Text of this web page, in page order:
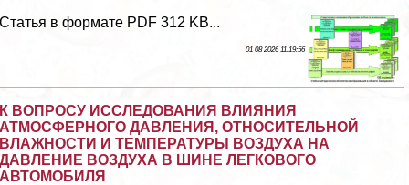
Статья в формате PDF 312 KB...
01 08 2026 11:19:56
К ВОПРОСУ ИССЛЕДОВАНИЯ ВЛИЯНИЯ
АТМОСФЕРНОГО ДАВЛЕНИЯ, ОТНОСИТЕЛЬНОЙ
ВЛАЖНОСТИ И ТЕМПЕРАТУРЫ ВОЗДУХА НА
ДАВЛЕНИЕ ВОЗДУХА В ШИНЕ ЛЕГКОВОГО
АВТОМОБИЛЯ